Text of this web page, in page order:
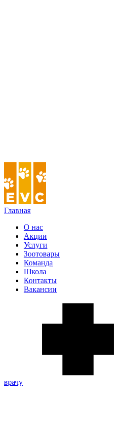
Главная
О нас
Акции
Услуги
Зоотовары
Команда
Школа
Контакты
Вакансии
врачу